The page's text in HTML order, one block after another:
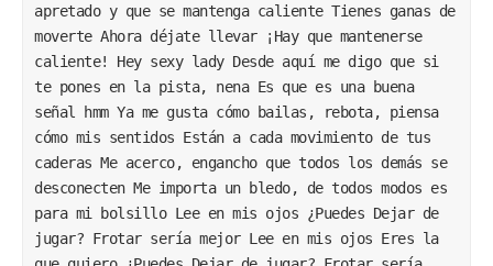
apretado y que se mantenga caliente Tienes ganas de
moverte Ahora déjate llevar ¡Hay que mantenerse
caliente! Hey sexy lady Desde aquí me digo que si
te pones en la pista, nena Es que es una buena
señal hmm Ya me gusta cómo bailas, rebota, piensa
cómo mis sentidos Están a cada movimiento de tus
caderas Me acerco, engancho que todos los demás se
desconecten Me importa un bledo, de todos modos es
para mi bolsillo Lee en mis ojos ¿Puedes Dejar de
jugar? Frotar sería mejor Lee en mis ojos Eres la